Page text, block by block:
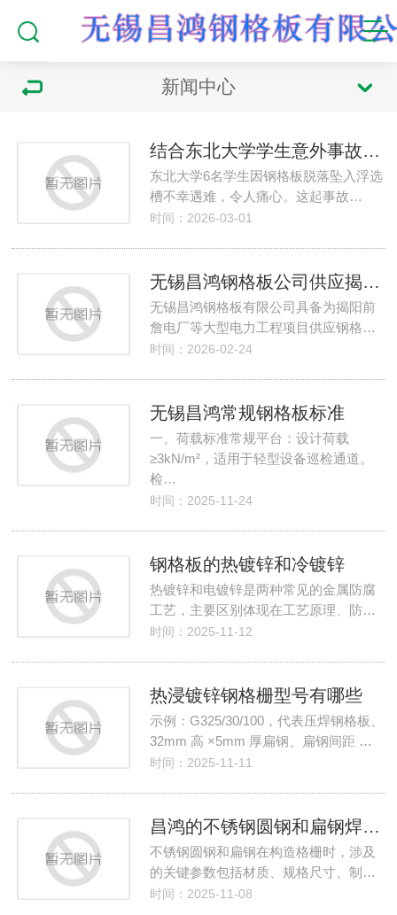
新闻中心
结合东北大学学生意外事故分析钢格板应该怎样防止脱落
东北大学6名学生因钢格板脱落坠入浮选
槽不幸遇难，令人痛心。这起事故…
时间：2026-03-01
无锡昌鸿钢格板公司供应揭阳前詹电厂的钢格板平台
无锡昌鸿钢格板有限公司具备为揭阳前
詹电厂等大型电力工程项目供应钢格…
时间：2026-02-24
无锡昌鸿常规钢格板标准
一、荷载标准常规平台：设计荷载
≥3kN/m²，适用于轻型设备巡检通道。
检…
时间：2025-11-24
钢格板的热镀锌和冷镀锌
热镀锌和电镀锌是两种常见的金属防腐
工艺，主要区别体现在工艺原理、防…
时间：2025-11-12
热浸镀锌钢格栅型号有哪些
示例：G325/30/100，代表压焊钢格板、
32mm 高 ×5mm 厚扁钢、扁钢间距 …
时间：2025-11-11
昌鸿的不锈钢圆钢和扁钢焊接格栅
不锈钢圆钢和扁钢在构造格栅时，涉及
的关键参数包括材质、规格尺寸、制…
时间：2025-11-08